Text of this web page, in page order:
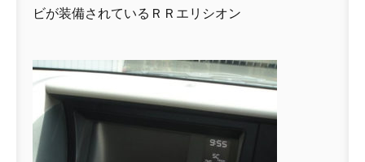
ビが装備されているＲＲエリシオン